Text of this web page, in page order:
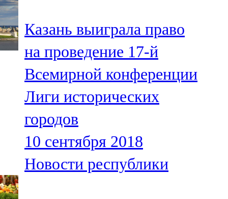
107,8 FM
Теләче
106,1 FM
Түбән Кама
102,6 FM
Чирмешән
107,7 FM
Казань выиграла право
на проведение 17-й
Всемирной конференции
Лиги исторических
городов
10 сентября 2018
Новости республики